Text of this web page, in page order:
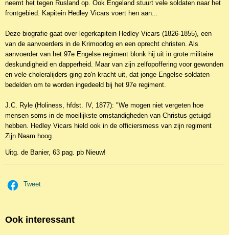
IN WINKELWAGEN
Specificaties
NBKWv-22049
EAN code
9789402907179
Omschrijving
1853-1856: oorlog om de Krim, het Oekraïense schiereiland. Half Europa
frontgebied. Kapitein Hedley Vicars voert hen aan...
aanvoerder van het 97e Engelse regiment blonk hij uit in grote militaire